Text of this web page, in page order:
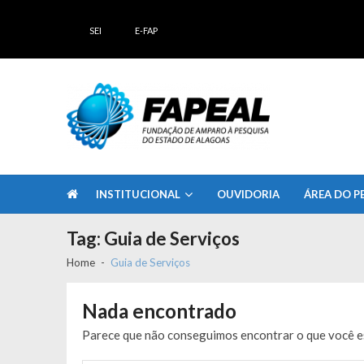
SEI E-FAP
INSTITUCIONAL OUVIDORIA ÁREA DO
Tag: Guia de Serviços
Home Guia de Serviços
Nada encontrado
Parece que não conseguimos encontrar o que você